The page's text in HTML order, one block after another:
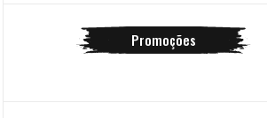
Promoções